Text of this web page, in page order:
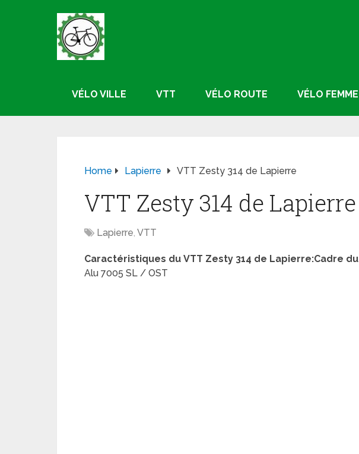
VÉLO VILLE VTT VÉLO ROUTE VÉLO FEMME
Home Lapierre VTT Zesty 314 de Lapierre
VTT Zesty 314 de Lapierre
Lapierre, VTT
Caractéristiques du VTT Zesty 314 de Lapierre:Cadre du
Alu 7005 SL / OST